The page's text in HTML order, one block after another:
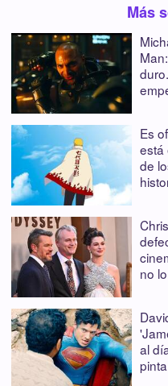
Más
Es
está
de
no
al